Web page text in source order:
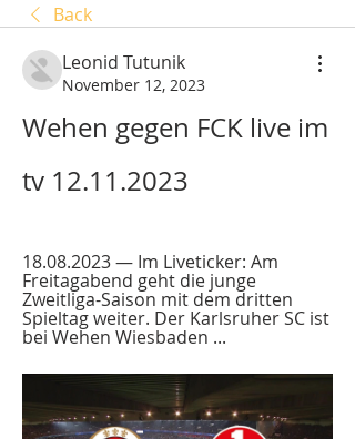
Back
Leonid Tutunik
November 12, 2023
Wehen gegen FCK live im
tv 12.11.2023
18.08.2023 — Im Liveticker: Am
Freitagabend geht die junge
Zweitliga-Saison mit dem dritten
Spieltag weiter. Der Karlsruher SC ist
bei Wehen Wiesbaden ...